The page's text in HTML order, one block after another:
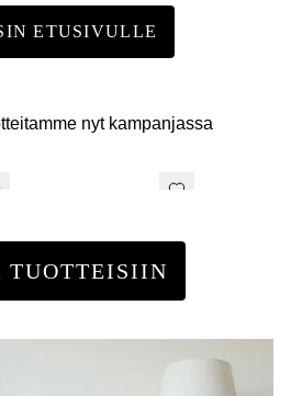
ETUSIVULLE
nyt kampanjassa
TUOTTEISIIN